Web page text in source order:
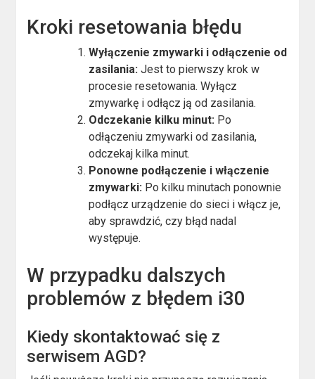
Kroki resetowania błędu
Wyłączenie zmywarki i odłączenie od
zasilania: Jest to pierwszy krok w
procesie resetowania. Wyłącz
zmywarkę i odłącz ją od zasilania.
Odczekanie kilku minut: Po
odłączeniu zmywarki od zasilania,
odczekaj kilka minut.
Ponowne podłączenie i włączenie
zmywarki: Po kilku minutach ponownie
podłącz urządzenie do sieci i włącz je,
aby sprawdzić, czy błąd nadal
występuje.
W przypadku dalszych
problemów z błędem i30
Kiedy skontaktować się z
serwisem AGD?